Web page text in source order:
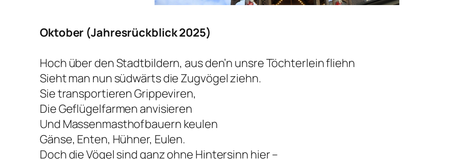
Oktober (Jahresrückblick 2025)
Hoch über den Stadtbildern, aus den’n unsre Töchterlein fliehn
Sieht man nun südwärts die Zugvögel ziehn.
Sie transportieren Grippeviren,
Die Geflügelfarmen anvisieren
Und Massenmasthofbauern keulen
Gänse, Enten, Hühner, Eulen.
Doch die Vögel sind ganz ohne Hintersinn hier –